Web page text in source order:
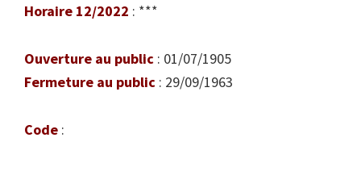
Horaire 12/2022 : ***
Ouverture au public : 01/07/1905
Fermeture au public : 29/09/1963
Code :